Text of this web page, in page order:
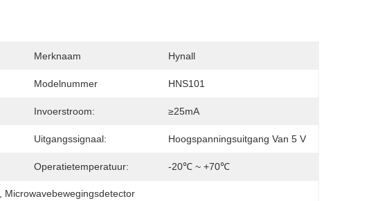
Merknaam Hynall
Modelnummer HNS101
Invoerstroom: ≥25mA
Uitgangssignaal: Hoogspanningsuitgang Van 5 V
Operatietemperatuur: -20℃ ~ +70℃
Microwavebewegingsdetector